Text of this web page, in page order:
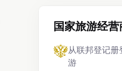
国家旅游经营
从联邦登记册
游